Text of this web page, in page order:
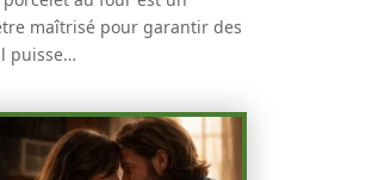
maîtrisé pour garantir des
puisse…